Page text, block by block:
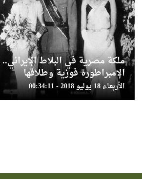
ملكة مصرية في البلاط
الإمبراطورة فوزية وطلاقها
الأربعاء 18 يوليو 2018 - 00:34:11